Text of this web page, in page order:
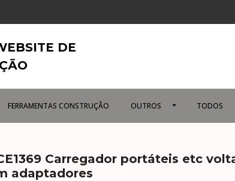
DE
FERRAMENTAS CONSTRUÇÃO OUTROS TODOS
Carregador portáteis etc
adaptadores